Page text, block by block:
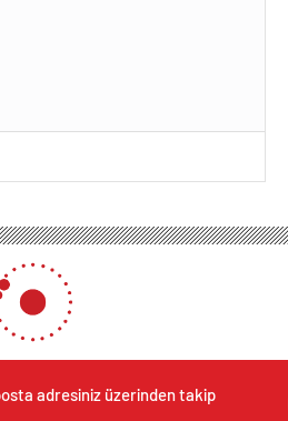
adresiniz üzerinden takip